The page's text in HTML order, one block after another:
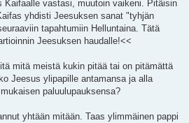
Kaifaalle vastasi, muutoin vaikeni. Pitäisin
yhdisti Jeesuksen sanat "tyhjän
tapahtumiin Helluntaina. Tätä
Jeesuksen haudalle!<<
mitä meistä kukin pitää tai on pitämättä
Jeesus ylipapille antamansa ja alla
paluulupauksensa?
yhtään mitään. Taas ylimmäinen pappi